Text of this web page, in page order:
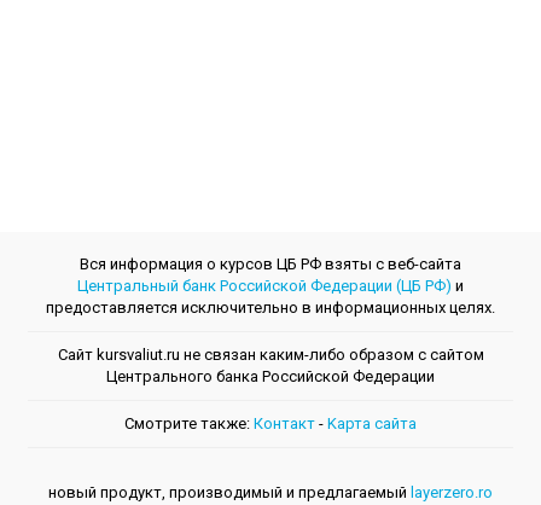
Вся информация о курсов ЦБ РФ взяты с веб-сайта
Центральный банк Российской Федерации (ЦБ РФ) и
предоставляется исключительно в информационных целях.
Сайт kursvaliut.ru не связан каким-либо образом с сайтом
Центрального банкa Российской Федерации
Смотрите также: Контакт - Kарта сайта
новый продукт, производимый и предлагаемый layerzero.ro